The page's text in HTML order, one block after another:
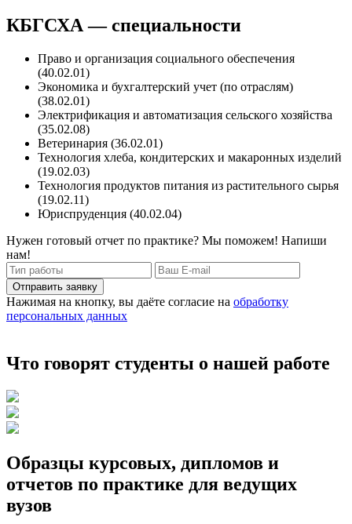
КБГСХА — специальности
Право и организация социального обеспечения
(40.02.01)
Экономика и бухгалтерский учет (по отраслям)
(38.02.01)
Электрификация и автоматизация сельского хозяйства
(35.02.08)
Ветеринария (36.02.01)
Технология хлеба, кондитерских и макаронных изделий
(19.02.03)
Технология продуктов питания из растительного сырья
(19.02.11)
Юриспруденция (40.02.04)
Нужен готовый отчет по практике? Мы поможем! Напиши
нам!
Отправить заявку
Нажимая на кнопку, вы даёте согласие на обработку
персональных данных
Что говорят студенты о нашей работе
Образцы курсовых, дипломов и
отчетов по практике для ведущих
вузов